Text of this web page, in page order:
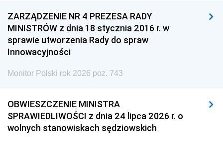
ZARZĄDZENIE NR 4 PREZESA RADY
MINISTRÓW z dnia 18 stycznia 2016 r. w
sprawie utworzenia Rady do spraw
Innowacyjności
Monitor Polski rok 2026 poz. 743
OBWIESZCZENIE MINISTRA
SPRAWIEDLIWOŚCI z dnia 24 lipca 2026 r. o
wolnych stanowiskach sędziowskich